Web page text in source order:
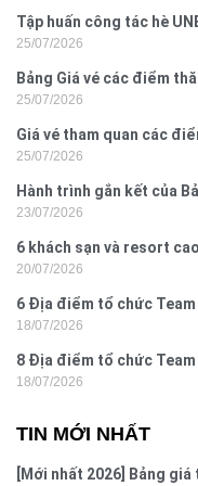
Tập huấn công tác hè
Đồ Sơn
25/07/2026
Bảng Giá vé các điểm
25/07/2026
Giá vé tham quan các
25/07/2026
Hành trình gắn kết của
Yên
23/07/2026
6 khách sạn và resort
nghi
20/07/2026
6 Địa điểm tổ chức
18/07/2026
8 Địa điểm tổ chức
18/07/2026
TIN MỚI NHẤT
[Mới nhất 2026] Bảng